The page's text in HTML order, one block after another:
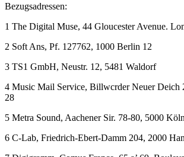
Bezugsadressen:
1 The Digital Muse, 44 Gloucester Avenue.
2 Soft Ans, Pf. 127762, 1000 Berlin 12
3 TS1 GmbH, Neustr. 12, 5481 Waldorf
4 Music Mail Service, Billwcrder Neuer Deich
28
5 Metra Sound, Aachener Sir. 78-80, 5000 Köln
6 C-Lab, Friedrich-Ebert-Damm 204, 2000